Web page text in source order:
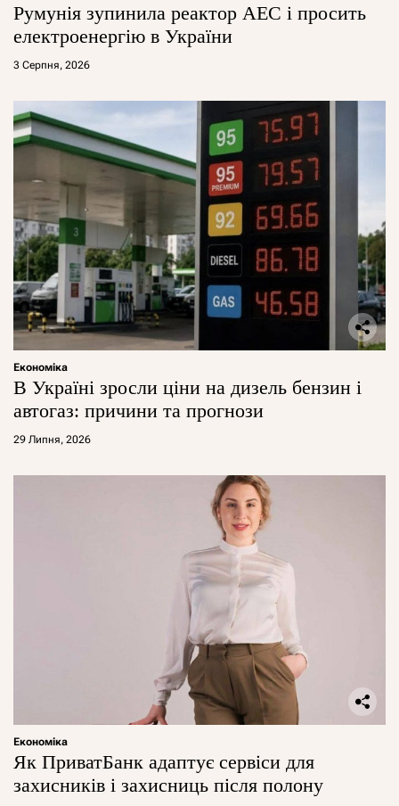
Румунія зупинила реактор АЕС і просить
електроенергію в України
3 Серпня, 2026
Економіка
В Україні зросли ціни на дизель бензин і
автогаз: причини та прогнози
29 Липня, 2026
Економіка
Як ПриватБанк адаптує сервіси для
захисників і захисниць після полону